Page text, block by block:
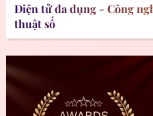
Điện tử đa dụng - Công
thuật số